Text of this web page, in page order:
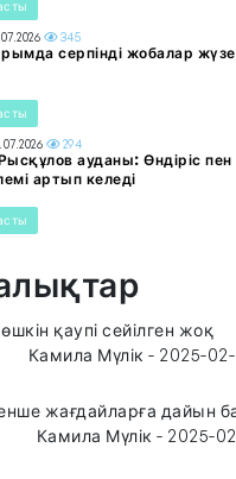
345
серпінді жобалар
294
ауданы: Өндіріс пен
артып келеді
қаупі сейілген жоқ
Камила Мүлік - 2025-
жағдайларға дайын
Камила Мүлік - 2025-